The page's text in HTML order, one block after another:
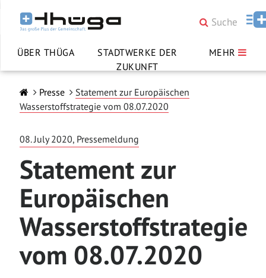
ÜBER THÜGA
STADTWERKE DER
ZUKUNFT
MEHR
Presse
Statement zur Europäischen
Wasserstoffstrategie vom 08.07.2020
08. July 2020, Pressemeldung
Statement zur
Europäischen
Wasserstoffstrategie
vom 08.07.2020